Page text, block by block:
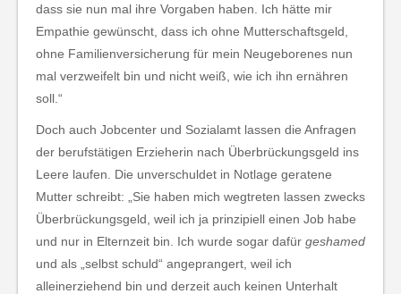
dass sie nun mal ihre Vorgaben haben. Ich hätte mir
Empathie gewünscht, dass ich ohne Mutterschaftsgeld,
ohne Familienversicherung für mein Neugeborenes nun
mal verzweifelt bin und nicht weiß, wie ich ihn ernähren
soll.“
Doch auch Jobcenter und Sozialamt lassen die Anfragen
der berufstätigen Erzieherin nach Überbrückungsgeld ins
Leere laufen. Die unverschuldet in Notlage geratene
Mutter schreibt: „Sie haben mich wegtreten lassen zwecks
Überbrückungsgeld, weil ich ja prinzipiell einen Job habe
und nur in Elternzeit bin. Ich wurde sogar dafür geshamed
und als „selbst schuld“ angeprangert, weil ich
alleinerziehend bin und derzeit auch keinen Unterhalt